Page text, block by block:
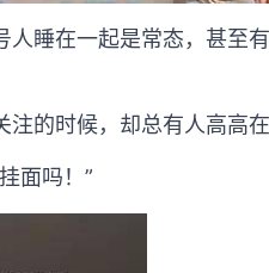
睡在一起是常态，甚至
的时候，却总有人高高在
面吗！”